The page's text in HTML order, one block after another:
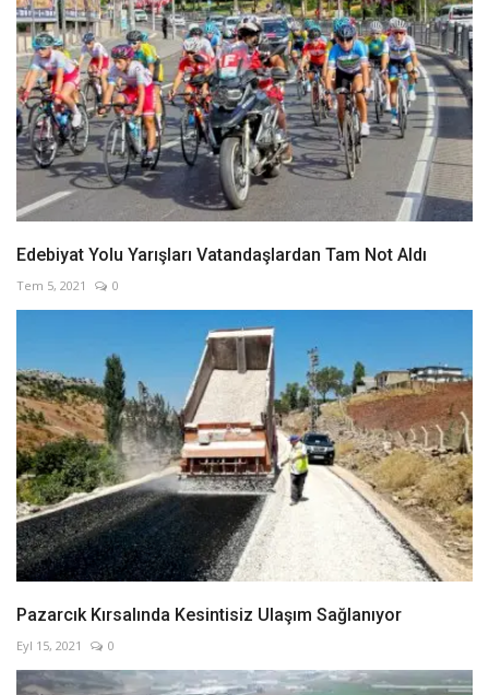
Edebiyat Yolu Yarışları Vatandaşlardan Tam Not Aldı
Tem 5, 2021 0
Pazarcık Kırsalında Kesintisiz Ulaşım Sağlanıyor
Eyl 15, 2021 0